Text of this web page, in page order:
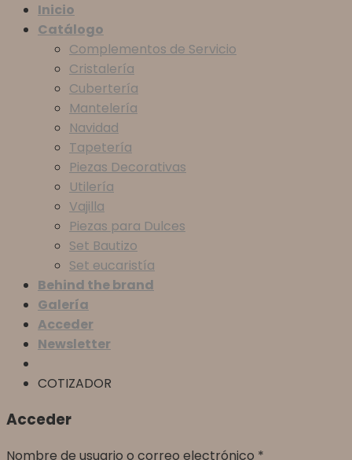
Inicio
Catálogo
Complementos de Servicio
Cristalería
Cubertería
Mantelería
Navidad
Tapetería
Piezas Decorativas
Utilería
Vajilla
Piezas para Dulces
Set Bautizo
Set eucaristía
Behind the brand
Galería
Acceder
Newsletter
COTIZADOR
Acceder
Nombre de usuario o correo electrónico *